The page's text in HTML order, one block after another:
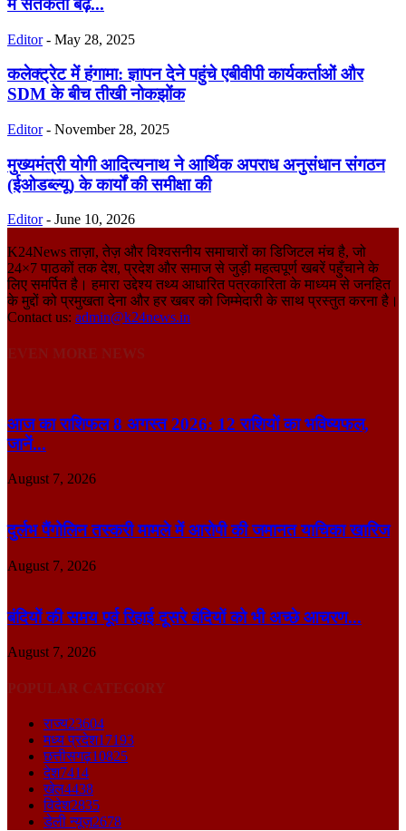
में सतर्कता बढ़...
Editor - May 28, 2025
कलेक्ट्रेट में हंगामा: ज्ञापन देने पहुंचे एबीवीपी कार्यकर्ताओं और
SDM के बीच तीखी नोकझोंक
Editor - November 28, 2025
मुख्यमंत्री योगी आदित्यनाथ ने आर्थिक अपराध अनुसंधान संगठन
(ईओडब्ल्यू) के कार्यों की समीक्षा की
Editor - June 10, 2026
K24News ताज़ा, तेज़ और विश्वसनीय समाचारों का डिजिटल मंच है, जो
24×7 पाठकों तक देश, प्रदेश और समाज से जुड़ी महत्वपूर्ण खबरें पहुँचाने के
लिए समर्पित है। हमारा उद्देश्य तथ्य आधारित पत्रकारिता के माध्यम से जनहित
के मुद्दों को प्रमुखता देना और हर खबर को जिम्मेदारी के साथ प्रस्तुत करना है।
Contact us: admin@k24news.in
आज का राशिफल 8 अगस्त 2026: 12 राशियों का भविष्यफल,
जानें...
August 7, 2026
दुर्लभ पैंगोलिन तस्करी मामले में आरोपी की जमानत याचिका खारिज
August 7, 2026
बंदियों की समय पूर्व रिहाई दूसरे बंदियों को भी अच्छे आचरण...
August 7, 2026
राज्य23604
मध्य प्रदेश17193
छत्तीसगढ़10825
देश7414
खेल4438
विदेश2835
डेली न्यूज़2678